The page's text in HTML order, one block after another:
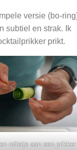
versie (bo-
subtiel en strak. Ik
prikt.
rolletje aan een prikker